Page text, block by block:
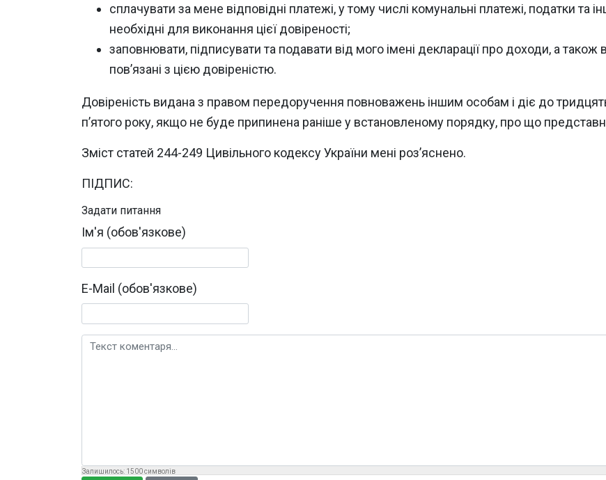
сплачувати за мене відповідні платежі, у тому числі комунальні платежі, податки та
необхідні для виконання цієї довіреності;
заповнювати, підписувати та подавати від мого імені декларації про доходи, а також
пов’язані з цією довіреністю.
Довіреність видана з правом передоручення повноважень іншим особам і діє до
п’ятого року, якщо не буде припинена раніше у встановленому порядку, про що
Зміст статей 244-249 Цивільного кодексу України мені роз’яснено.
ПІДПИС:
Задати питання
Ім'я (обов'язкове)
E-Mail (обов'язкове)
Текст коментаря
Залишилось: 1500символів